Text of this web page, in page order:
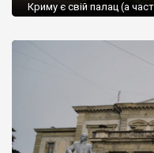
Криму є свій палац (а